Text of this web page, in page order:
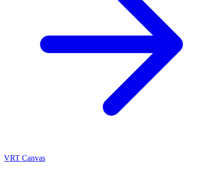
VRT Canvas